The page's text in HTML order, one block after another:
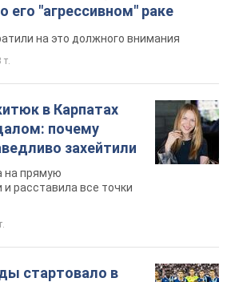
его "агрессивном" раке
на это должного внимания
в Карпатах
почему
захейтили
на прямую
расставила все точки
стартовало в